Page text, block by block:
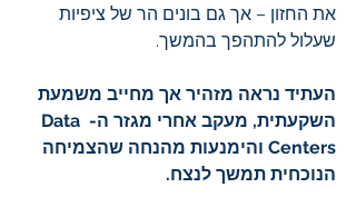
את החזון – אך גם בונים הר של ציפיות
שעלול להתהפך בהמשך.
העתיד נראה מזהיר אך מחייב משמעת
השקעתית, מעקב אחרי מגזר ה- Data
Centers והימנעות מהנחה שהצמיחה
הנוכחית תמשך לנצח.